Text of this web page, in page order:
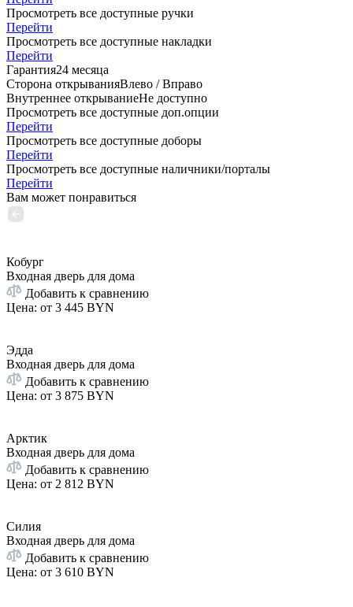
Просмотреть все доступные ручки
Перейти
Просмотреть все доступные накладки
Перейти
Гарантия24 месяца
Сторона открыванияВлево / Вправо
Внутреннее открываниеНе доступно
Просмотреть все доступные доп.опции
Перейти
Просмотреть все доступные доборы
Перейти
Просмотреть все доступные наличники/порталы
Перейти
Вам может понравиться
Кобург
Входная дверь для дома
Добавить к сравнению
Цена: от 3 445 BYN
Эдда
Входная дверь для дома
Добавить к сравнению
Цена: от 3 875 BYN
Арктик
Входная дверь для дома
Добавить к сравнению
Цена: от 2 812 BYN
Силия
Входная дверь для дома
Добавить к сравнению
Цена: от 3 610 BYN